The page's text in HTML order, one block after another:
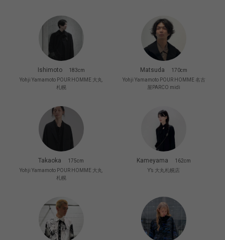
Ishimoto
183cm
Yohji Yamamoto POUR HOMME 大丸
札幌
Matsuda
170cm
Yohji Yamamoto POUR HOMME 名古
屋PARCO midi
Takaoka
175cm
Yohji Yamamoto POUR HOMME 大丸
札幌
Kameyama
162cm
Y’s 大丸札幌店